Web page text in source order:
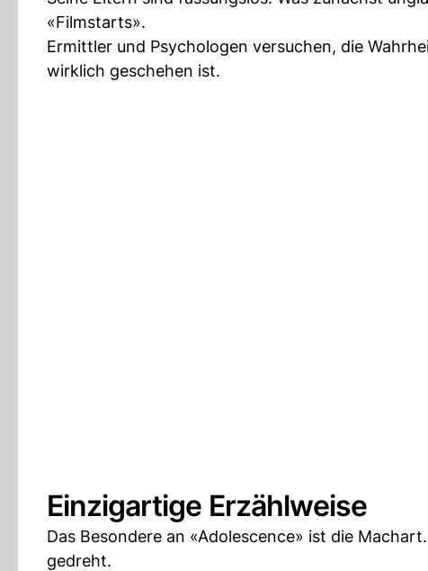
«Filmstarts».
Ermittler und Psychologen versuchen, die
wirklich geschehen ist.
Einzigartige Erzählweise
Das Besondere an «Adolescence» ist die
gedreht.